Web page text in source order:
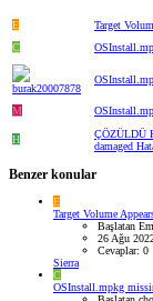
E
Target
C
M
H
ÇÖZÜLDÜ
damaged
Benzer konular
E
Target Volume
Başlatan
26 Ağu
Cevaplar: 0
Sierra
C
OSInstall.mpkg